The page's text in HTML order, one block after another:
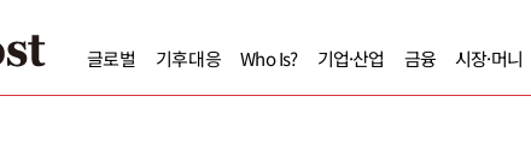
글로벌 기후대응 Who Is? 기업·산업 금융 시장·머니